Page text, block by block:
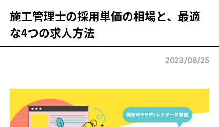
施工管理士の採用単価の相場と、最適
な4つの求人方法
2023/08/25